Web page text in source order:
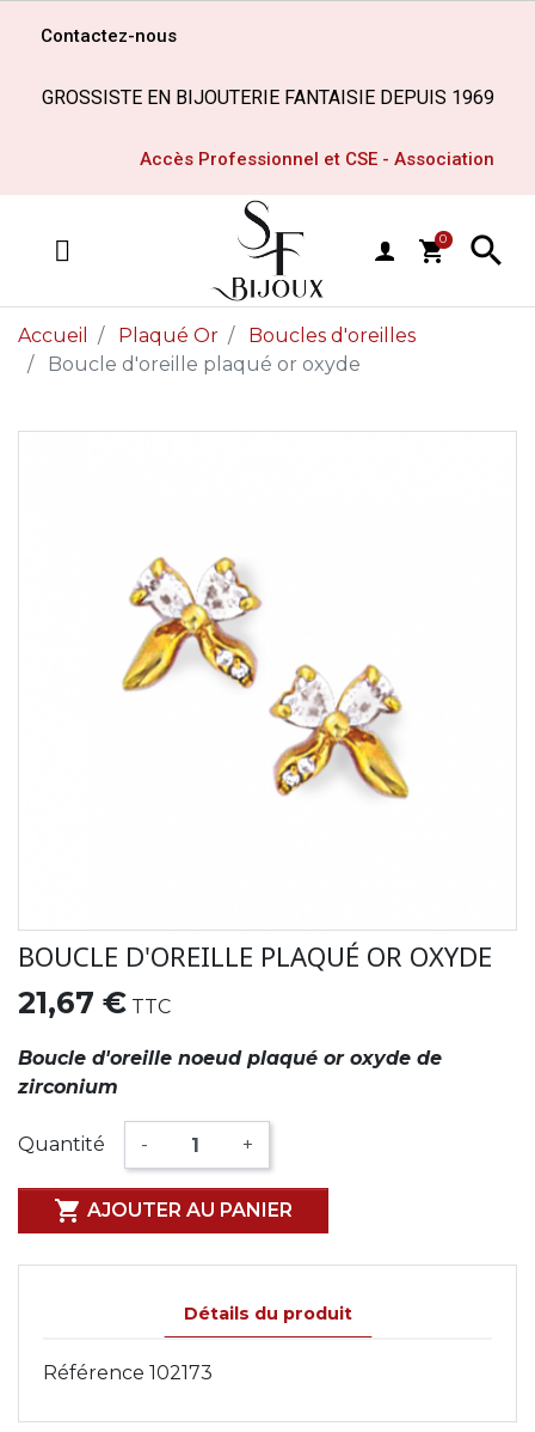
Contactez-nous
GROSSISTE EN BIJOUTERIE FANTAISIE DEPUIS 1969
Accès Professionnel et CSE - Association
shopping_cart
0 
Accueil Plaqué Or
Boucles d'oreilles
Boucle d'oreille plaqué or oxyde
BOUCLE D'OREILLE PLAQUÉ OR OXYDE
21,67 € TTC
Boucle d'oreille noeud plaqué or oxyde de
zirconium
Quantité - +
 AJOUTER AU PANIER
Détails du produit
Référence 102173